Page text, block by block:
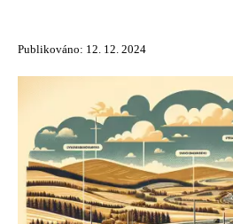
Publikováno: 12. 12. 2024